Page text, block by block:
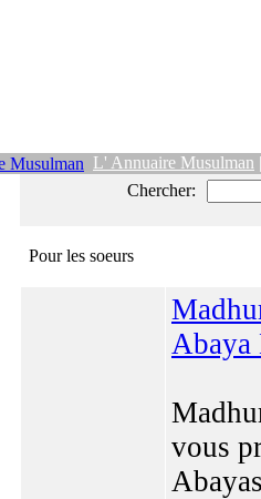
L' Annuaire Musulman
Chercher:
Pour les soeurs
Abaya
vous